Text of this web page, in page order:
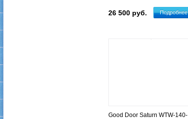
26 500 руб. Подробнее
Good Door Saturn WTW-140-